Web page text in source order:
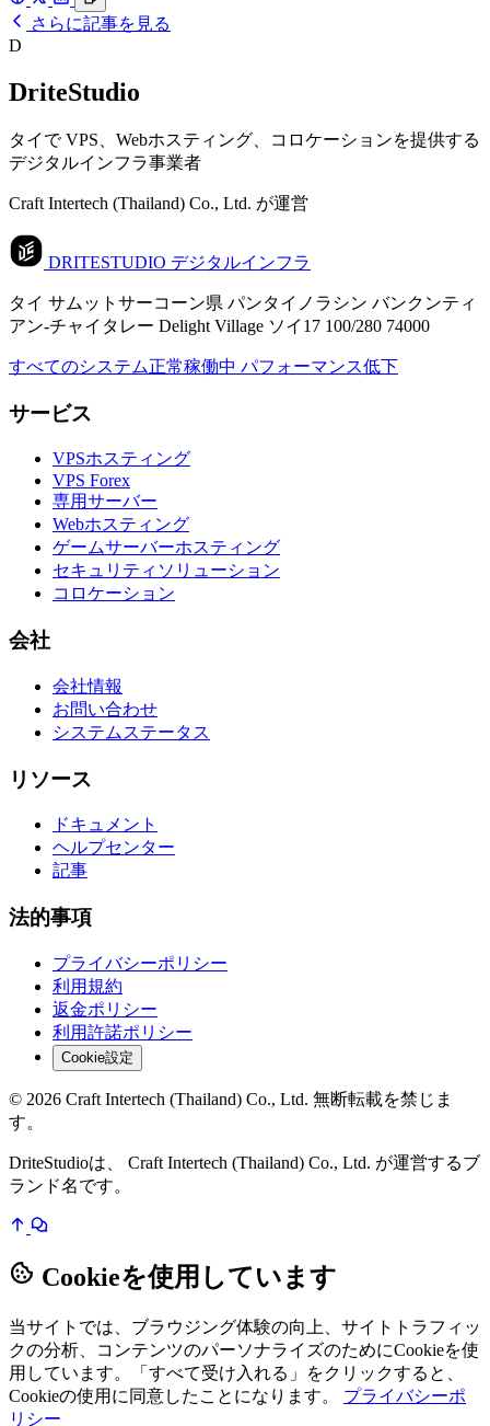
さらに記事を見る
D
DriteStudio
タイで VPS、Webホスティング、コロケーションを提供する
デジタルインフラ事業者
Craft Intertech (Thailand) Co., Ltd. が運営
DRITESTUDIO デジタルインフラ
タイ サムットサーコーン県 パンタイノラシン バンクンティ
アン-チャイタレー Delight Village ソイ17 100/280 74000
すべてのシステム正常稼働中 パフォーマンス低下
サービス
VPSホスティング
VPS Forex
専用サーバー
Webホスティング
ゲームサーバーホスティング
セキュリティソリューション
コロケーション
会社
会社情報
お問い合わせ
システムステータス
リソース
ドキュメント
ヘルプセンター
記事
法的事項
プライバシーポリシー
利用規約
返金ポリシー
利用許諾ポリシー
Cookie設定
© 2026 Craft Intertech (Thailand) Co., Ltd. 無断転載を禁じま
す。
DriteStudioは、 Craft Intertech (Thailand) Co., Ltd. が運営するブ
ランド名です。
Cookieを使用しています
当サイトでは、ブラウジング体験の向上、サイトトラフィッ
クの分析、コンテンツのパーソナライズのためにCookieを使
用しています。「すべて受け入れる」をクリックすると、
Cookieの使用に同意したことになります。 プライバシーポ
リシー